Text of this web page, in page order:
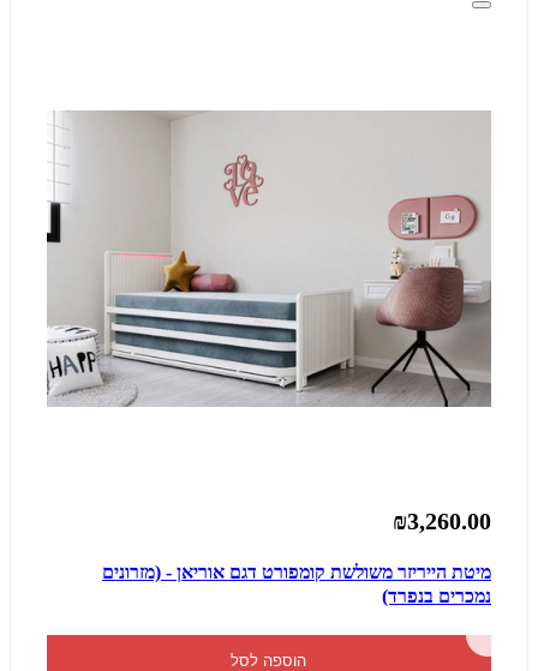
₪3,260.00
מיטת הייריזר משולשת קומפורט דגם אוריאן - (מזרונים
נמכרים בנפרד)
הוספה לסל